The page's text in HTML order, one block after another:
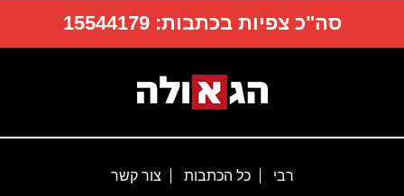
סה"כ צפיות בכתבות:15544179
רבי כל הכתבות צור קשר